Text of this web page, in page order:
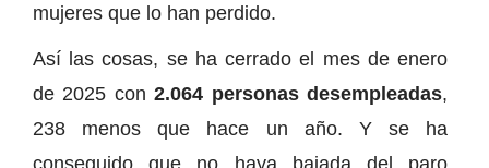
mujeres que lo han perdido.
Así las cosas, se ha cerrado el mes de enero
de 2025 con2.064 personas desempleadas,
238 menos que hace un año. Y se ha
conseguido que no haya bajada del paro